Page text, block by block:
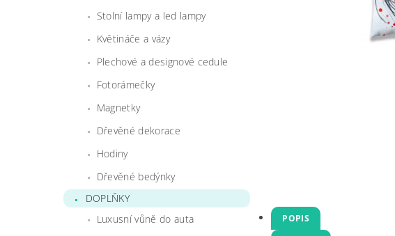
Stolní lampy a led lampy
Květináče a vázy
Plechové a designové cedule
Fotorámečky
Magnetky
Dřevěné dekorace
Hodiny
Dřevěné bedýnky
DOPLŇKY
Luxusní vůně do auta
POPIS